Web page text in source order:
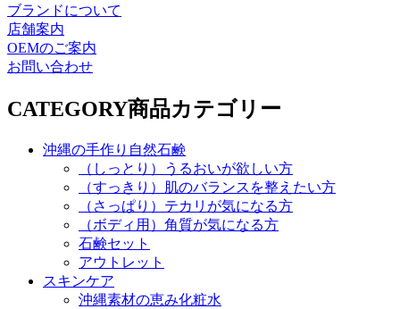
ブランドについて
店舗案内
OEMのご案内
お問い合わせ
CATEGORY商品カテゴリー
沖縄の手作り自然石鹸
（しっとり）うるおいが欲しい方
（すっきり）肌のバランスを整えたい方
（さっぱり）テカリが気になる方
（ボディ用）角質が気になる方
石鹸セット
アウトレット
スキンケア
沖縄素材の恵み化粧水